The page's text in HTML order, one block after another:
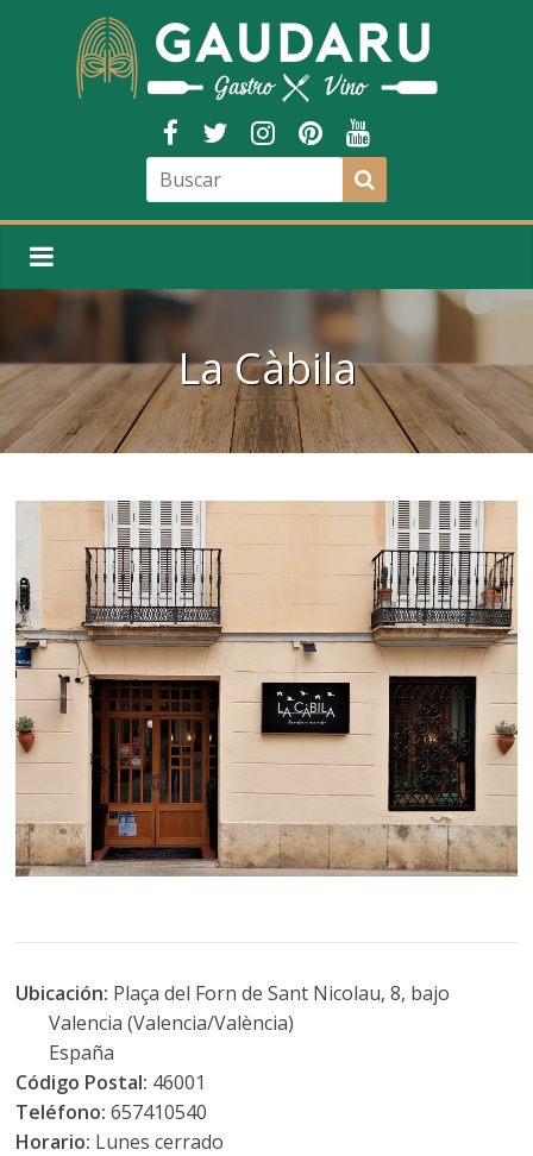
La Càbila
Ubicación: Plaça del Forn de Sant Nicolau, 8, bajo
Valencia (Valencia/València)
España
Código Postal: 46001
Teléfono:657410540
Horario: Lunes cerrado